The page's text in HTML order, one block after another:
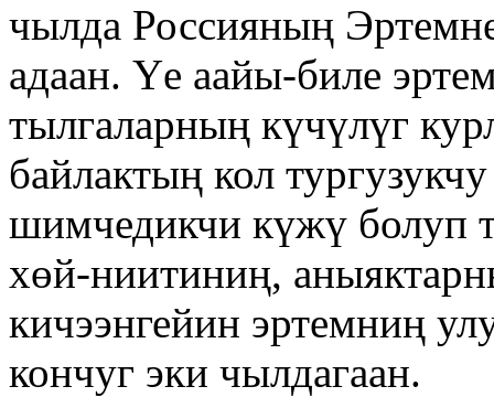
чылда Россияның
адаан. Үе аайы-биле
тылгаларның күчүлүг
байлактың кол
шимчедикчи күжү болуп
хөй-ниитиниң,
кичээнгейин эртемниң
кончуг эки чылдагаан.